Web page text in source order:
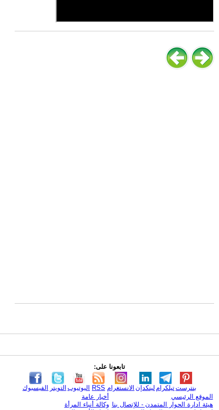
تابعونا على:
الفيسبوك التويتر اليوتيوب RSS الانستغرام لينكدإن تيلكرامبنترست
الموقع الرئيسي
هيئة ادارة الحوار المتمدن - للإتصال بنا
أخبار عامة
وكالة أنباء المرأة